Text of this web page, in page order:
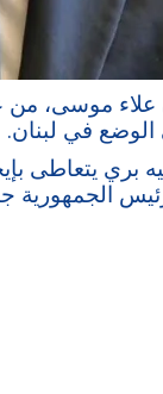
موسى، من
الوضع في لبنان.
يتعاطى